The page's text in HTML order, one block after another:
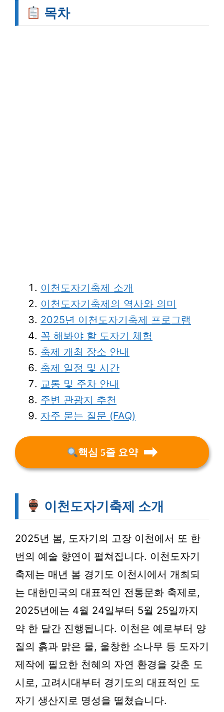
목차
이천도자기축제 소개
이천도자기축제의 역사와 의미
2025년 이천도자기축제 프로그램
꼭 해봐야 할 도자기 체험
축제 개최 장소 안내
축제 일정 및 시간
교통 및 주차 안내
주변 관광지 추천
자주 묻는 질문 (FAQ)
핵심 5줄 요약
이천도자기축제 소개
2025년 봄, 도자기의 고장 이천에서 또 한
번의 예술 향연이 펼쳐집니다. 이천도자기
축제는 매년 봄 경기도 이천시에서 개최되
는 대한민국의 대표적인 전통문화 축제로,
2025년에는 4월 24일부터 5월 25일까지
약 한 달간 진행됩니다. 이천은 예로부터 양
질의 흙과 맑은 물, 울창한 소나무 등 도자기
제작에 필요한 천혜의 자연 환경을 갖춘 도
시로, 고려시대부터 경기도의 대표적인 도
자기 생산지로 명성을 떨쳤습니다.